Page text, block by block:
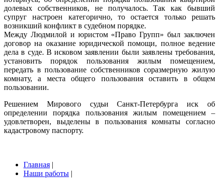
долевых собственников, не получалось. Так как бывший
супруг настроен категорично, то остается только решать
возникший конфликт в судебном порядке.
Между Людмилой и юристом «Право Групп» был заключен
договор на оказание юридической помощи, полное ведение
дела в суде. В исковом заявлении были заявлены требования,
установить порядок пользования жилым помещением,
передать в пользование собственников соразмерную жилую
комнату, а места общего пользования оставить в общем
пользовании.
Решением Мирового судьи Санкт-Петербурга иск об
определении порядка пользования жилым помещением –
удовлетворен, выделены в пользования комнаты согласно
кадастровому паспорту.
Главная |
Наши работы |